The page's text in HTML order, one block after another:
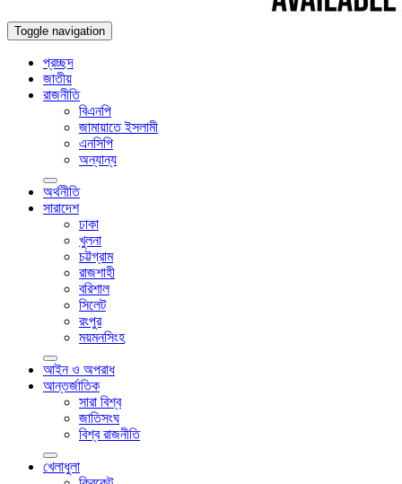
Toggle navigation
প্রচ্ছদ
জাতীয়
রাজনীতি
বিএনপি
জামায়াতে ইসলামী
এনসিপি
অন্যান্য
অর্থনীতি
সারাদেশ
ঢাকা
খুলনা
চট্টগ্রাম
রাজশাহী
বরিশাল
সিলেট
রংপুর
ময়মনসিংহ
আইন ও অপরাধ
আন্তর্জাতিক
সারা বিশ্ব
জাতিসংঘ
বিশ্ব রাজনীতি
খেলাধুলা